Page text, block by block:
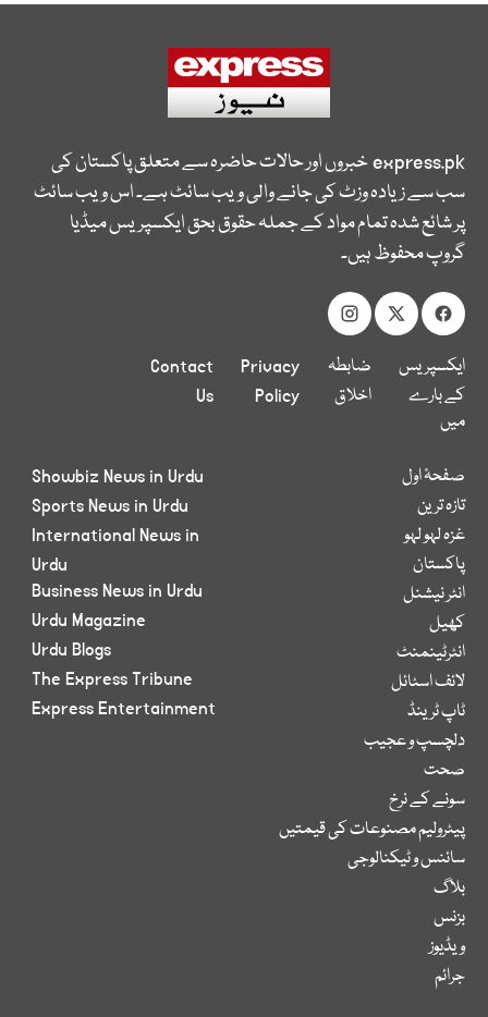
express.pkخبروں اور حالات حاضرہ سے متعلق پاکستان کی
سب سے زیادہ وزٹ کی جانے والی ویب سائٹ ہے۔ اس ویب سائٹ
پر شائع شدہ تمام مواد کے جملہ حقوق بحق ایکسپریس میڈیا
گروپ محفوظ ہیں۔
ایکسپریس
کے بارے
میں
ضابطہ
اخلاق
Privacy
Policy
Contact
Us
صفحۂ اول
تازہ ترین
غزہ لہو لہو
پاکستان
انٹر نیشنل
کھیل
انٹرٹینمنٹ
لائف اسٹائل
ٹاپ ٹرینڈ
دلچسپ و عجیب
صحت
سونے کے نرخ
پیٹرولیم مصنوعات کی قیمتیں
سائنس و ٹیکنالوجی
بلاگ
بزنس
ویڈیوز
جرائم
Showbiz News in Urdu
Sports News in Urdu
International News in
Urdu
Business News in Urdu
Urdu Magazine
Urdu Blogs
The Express Tribune
Express Entertainment